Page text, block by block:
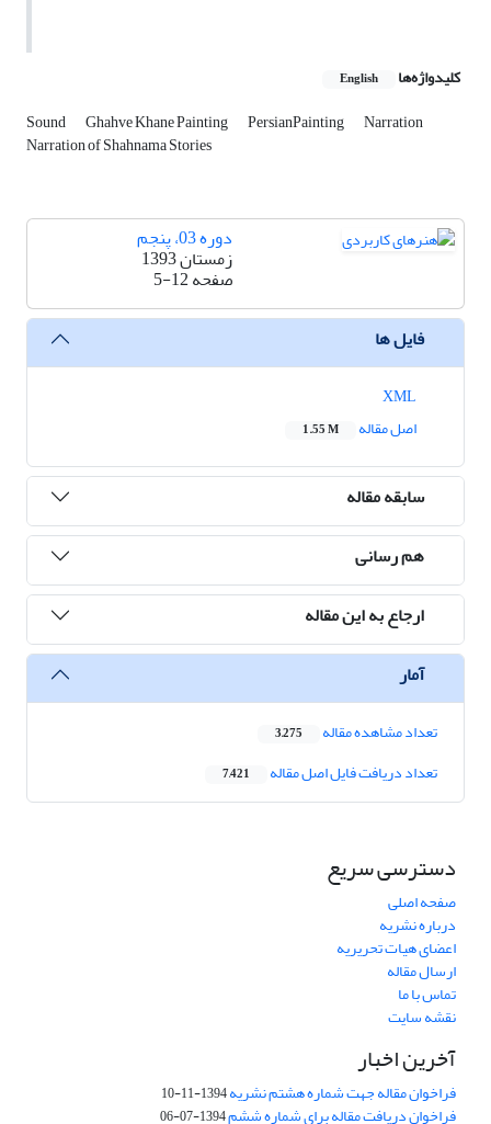
کلیدواژه‌ها English
Sound Ghahve Khane Painting PersianPainting Narration
Narration of Shahnama Stories
دوره 03، پنجم
زمستان 1393
صفحه5-12
فایل ها
اصل مقاله
1.55 M
سابقه مقاله
هم رسانی
ارجاع به این مقاله
آمار
تعداد مشاهده مقاله 3,275
تعداد دریافت فایل اصل مقاله 7,421
دسترسی سریع
صفحه اصلی
درباره نشریه
اعضای هیات تحریریه
ارسال مقاله
تماس با ما
نقشه سایت
آخرین اخبار
فراخوان مقاله جهت شماره هشتم نشریه1394-11-10
فراخوان دریافت مقاله برای شماره ششم1394-07-06